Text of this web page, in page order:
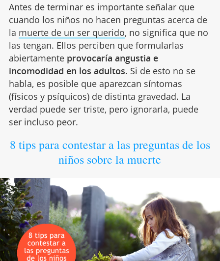
Antes de terminar es importante señalar que
cuando los niños no hacen preguntas acerca de
la muerte de un ser querido, no significa que no
las tengan. Ellos perciben que formularlas
abiertamente provocaría angustia e
incomodidad en los adultos. Si de esto no se
habla, es posible que aparezcan síntomas
(físicos y psíquicos) de distinta gravedad. La
verdad puede ser triste, pero ignorarla, puede
ser incluso peor.
8 tips para contestar a las preguntas de los
niños sobre la muerte